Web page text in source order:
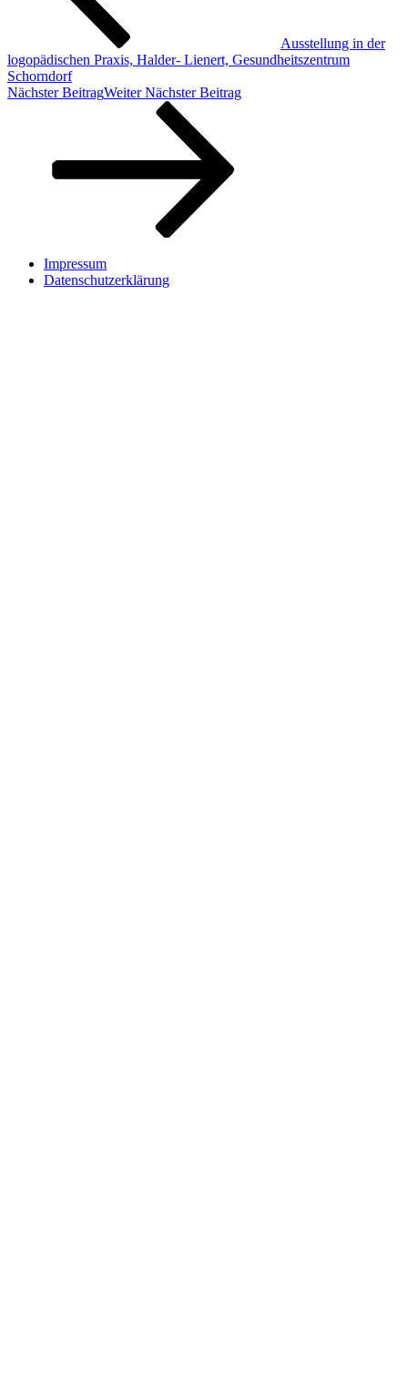
Ausstellung in der
logopädischen Praxis, Halder- Lienert, Gesundheitszentrum
Schorndorf
Nächster BeitragWeiter Nächster Beitrag
Impressum
Datenschutzerklärung